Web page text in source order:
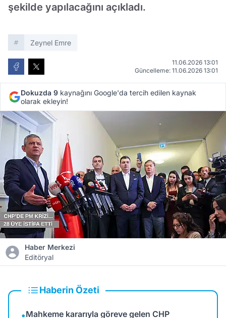
şekilde yapılacağını açıkladı.
Zeynel Emre
11.06.2026 13:01
Güncelleme: 11.06.2026 13:01
Dokuzda 9 kaynağını Google'da tercih edilen kaynak
olarak ekleyin!
Haber Merkezi
Editöryal
Haberin Özeti
•Mahkeme kararıyla göreve gelen CHP